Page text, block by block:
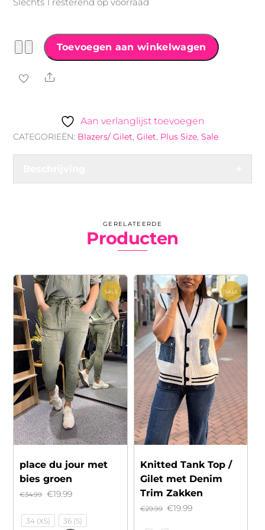
Slechts 1 resterend op voorraad
Poncho
Oversized
zwart
Toevoegen aan winkelwagen
Share
Aan verlanglijst toevoegen
CATEGORIEËN: Blazers/ Gilet ,Gilet Plus Size ,Sale
GERELATEERDE
Producten
SALE
place du jour met
bies groen
€34.99 Oorspronkelijke
was:
€19.99Huidige
is:
34 (XS)
36 (S)
SALE
Knitted Tank Top /
Gilet met Denim
Trim Zakken
€29.99 Oorspronkelijke
€19.99Huidige